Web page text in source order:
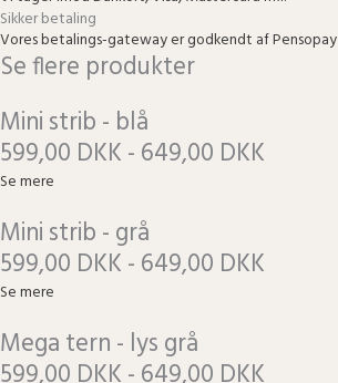
Sikker betaling
Vores betalings-gateway er godkendt af Pensopay
Se flere produkter
Mini strib - blå
599,00 DKK - 649,00 DKK
Se mere
Mini strib - grå
599,00 DKK - 649,00 DKK
Se mere
Mega tern - lys grå